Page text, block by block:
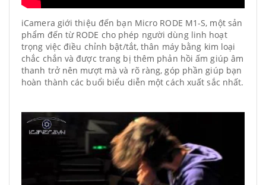
iCamera giới thiệu đến bạn Micro RODE M1-S, một sản
phẩm đến từ RODE cho phép người dùng linh hoạt
trọng việc điều chỉnh bật/tắt, thân máy bằng kim loại
chắc chắn và được trang bị thêm phản hồi ấm giúp âm
thanh trở nên mượt mà và rõ ràng, góp phần giúp bạn
hoàn thành các buổi biểu diễn một cách xuất sắc nhất.